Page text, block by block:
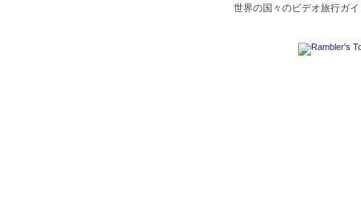
世界の国々のビデオ旅行ガ